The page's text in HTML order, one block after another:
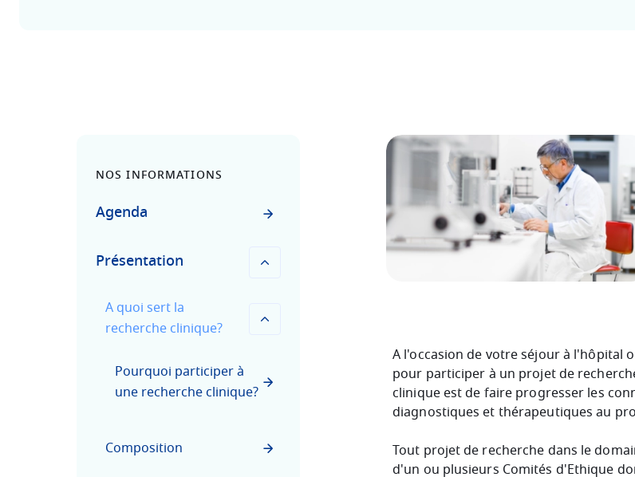
NOS INFORMATIONS
Agenda
Présentation
A quoi sert la
recherche clinique?
Pourquoi participer à
une recherche clinique?
Composition
A l'occasion de votre séjour à l'hôpital
pour participer à un projet de
clinique est de faire progresser les
diagnostiques et thérapeutiques au
Tout projet de recherche dans le
d'un ou plusieurs Comités d'Ethique